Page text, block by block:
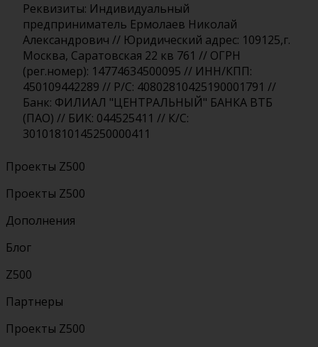
Реквизиты: Индивидуальный
предприниматель Ермолаев Николай
Александрович // Юридический адрес: 109125,г.
Москва, Саратовская 22 кв 761 // ОГРН
(рег.номер): 14774634500095 // ИНН/КПП:
450109442289 // Р/С: 40802810425190001791 //
Банк: ФИЛИАЛ "ЦЕНТРАЛЬНЫЙ" БАНКА ВТБ
(ПАО) // БИК: 044525411 // К/С:
30101810145250000411
Проекты Z500
Проекты Z500
Дополнения
Блог
Z500
Партнеры
Проекты Z500